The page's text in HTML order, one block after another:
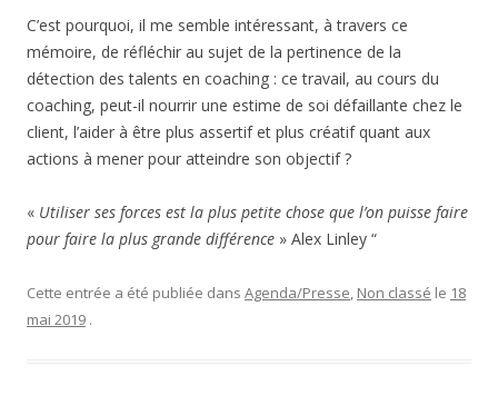
C’est pourquoi, il me semble intéressant, à travers ce
mémoire, de réfléchir au sujet de la pertinence de la
détection des talents en coaching : ce travail, au cours du
coaching, peut-il nourrir une estime de soi défaillante chez le
client, l’aider à être plus assertif et plus créatif quant aux
actions à mener pour atteindre son objectif ?
« Utiliser ses forces est la plus petite chose que l’on puisse faire
pour faire la plus grande différence » Alex Linley “
Cette entrée a été publiée dans Agenda/Presse, Non classé le 18
mai 2019 .